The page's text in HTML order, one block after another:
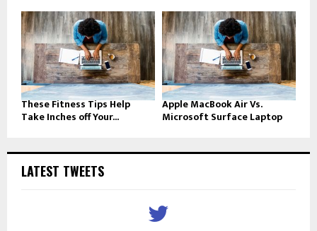
These Fitness Tips Help
Take Inches off Your...
Apple MacBook Air Vs.
Microsoft Surface Laptop
LATEST TWEETS